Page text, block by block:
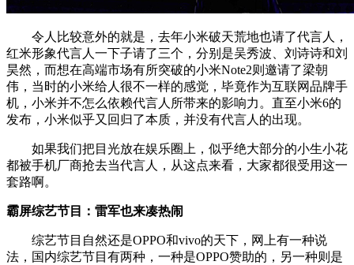
令人比较意外的就是，去年小米破天荒地也请了代言人，
红米形象代言人一下子请了三个，分别是吴秀波、刘诗诗和刘
昊然，而想在高端市场有所突破的小米Note2则邀请了梁朝
伟，当时的小米给人很不一样的感觉，毕竟作为互联网品牌手
机，小米并不怎么依赖代言人所带来的影响力。直至小米6的
发布，小米似乎又回归了本质，并没有代言人的出现。
如果我们把目光放在娱乐圈上，似乎绝大部分的小生小花
都被手机厂商抢去当代言人，从这点来看，大家都很受用这一
套路啊。
霸屏综艺节目：雷军也来凑热闹
综艺节目自然还是OPPO和vivo的天下，网上有一种说
法，国内综艺节目有两种，一种是OPPO赞助的，另一种则是